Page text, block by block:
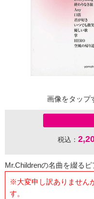
画像をタップ
税込：
Mr.Childrenの名曲を綴る
※大変申し訳ありません
す。